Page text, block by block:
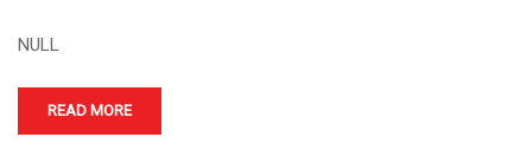
NULL
READ MORE